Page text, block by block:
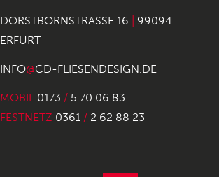
DORSTBORNSTRASSE 16
99094
ERFURT
INFO@CD-FLIESENDESIGN.DE
MOBIL 0173 / 5 70 06 83
FESTNETZ 0361 / 2 62 88 23